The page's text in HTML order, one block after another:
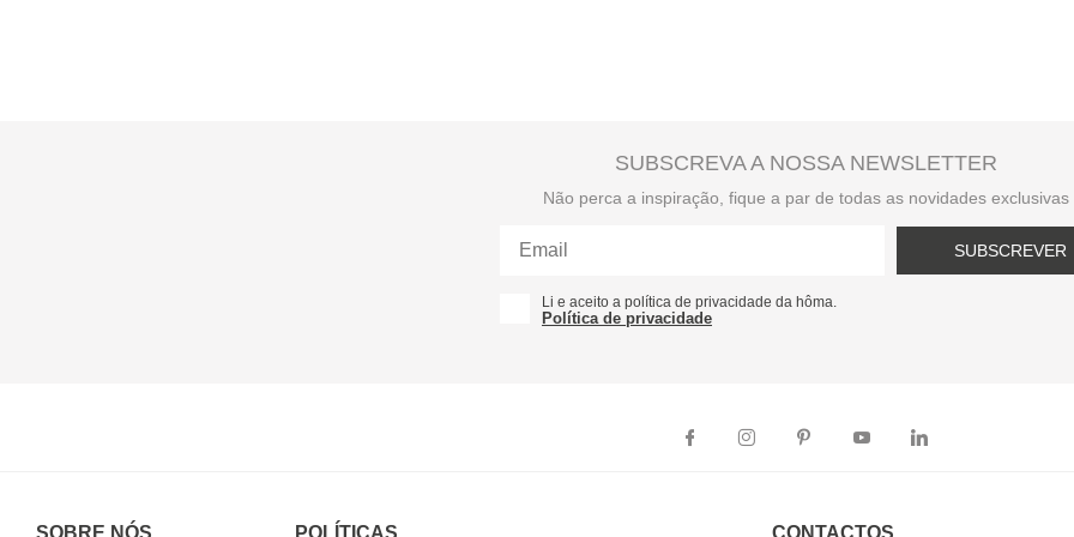
SUBSCREVA A NOSSA NEWSLETTER
Não perca a inspiração, fique a par de todas as novidades exclusivas
SUBSCREVER
Li e aceito a política de privacidade da hôma.
Política de privacidade
SOBRE NÓS POLÍTICAS CONTACTOS